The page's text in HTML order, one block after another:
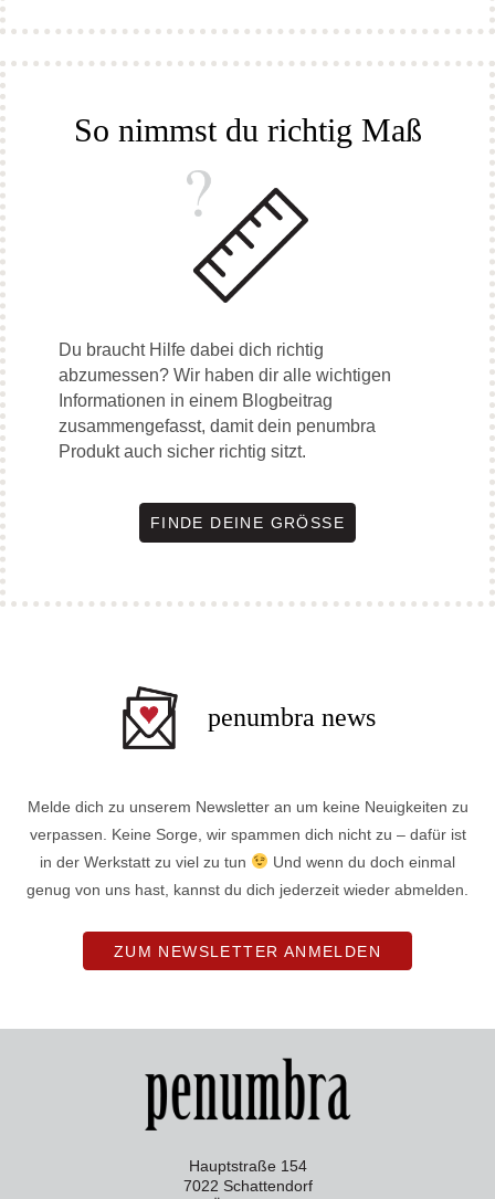
So nimmst du richtig Maß
Du braucht Hilfe dabei dich richtig
abzumessen? Wir haben dir alle wichtigen
Informationen in einem Blogbeitrag
zusammengefasst, damit dein penumbra
Produkt auch sicher richtig sitzt.
FINDE DEINE GRÖSSE
penumbra news
Melde dich zu unserem Newsletter an um keine Neuigkeiten zu
verpassen. Keine Sorge, wir spammen dich nicht zu – dafür ist
in der Werkstatt zu viel zu tun
Und wenn du doch einmal
genug von uns hast, kannst du dich jederzeit wieder abmelden.
ZUM NEWSLETTER ANMELDEN
Hauptstraße 154
7022 Schattendorf